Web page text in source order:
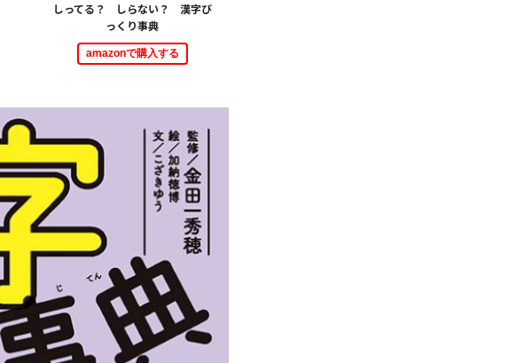
しってる？ しらない？ 漢字び
っくり事典
amazonで購入する